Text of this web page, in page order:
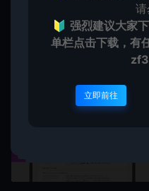
创优邦
请
🔰强烈建议大家
单栏点击下载，有
立即前往